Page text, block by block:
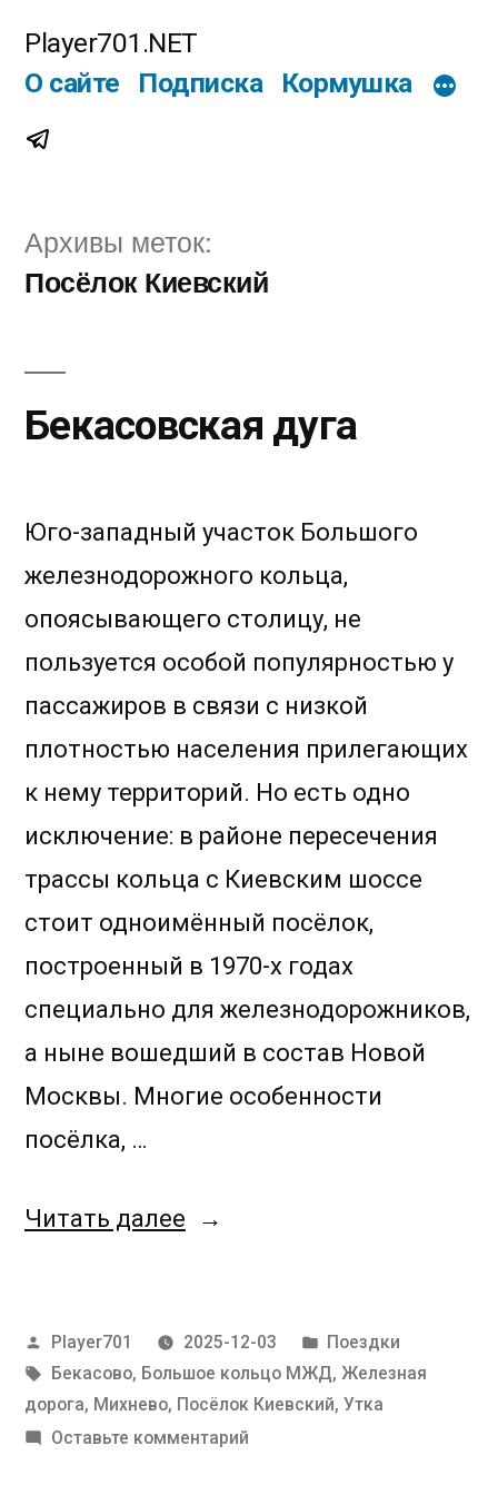
Player701.NET
О сайте
Подписка Кормушка
Telegram
Архивы меток:
Посёлок Киевский
Бекасовская дуга
Юго-западный участок Большого
железнодорожного кольца,
опоясывающего столицу, не
пользуется особой популярностью у
пассажиров в связи с низкой
плотностью населения прилегающих
к нему территорий. Но есть одно
исключение: в районе пересечения
трассы кольца с Киевским шоссе
стоит одноимённый посёлок,
построенный в 1970-х годах
специально для железнодорожников,
а ныне вошедший в состав Новой
Москвы. Многие особенности
посёлка, …
Читать далее «Бекасовская
Написано
автором
Player701 2025-12-03
Написано
в
Поездки
Метки:
Бекасово, Большое кольцо МЖД, Железная
дорога, Михнево, Посёлок Киевский, Утка
Оставьте комментарийк